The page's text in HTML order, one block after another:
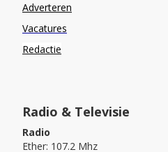
Adverteren
Vacatures
Redactie
Radio & Televisie
Radio
Ether: 107.2 Mhz